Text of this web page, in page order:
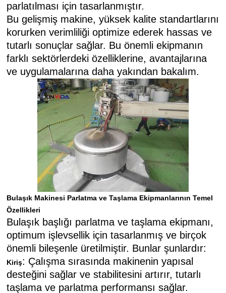
parlatılması için tasarlanmıştır.
Bu gelişmiş makine, yüksek kalite standartlarını
korurken verimliliği optimize ederek hassas ve
tutarlı sonuçlar sağlar. Bu önemli ekipmanın
farklı sektörlerdeki özelliklerine, avantajlarına
ve uygulamalarına daha yakından bakalım.
Bulaşık Makinesi Parlatma ve Taşlama Ekipmanlarının Temel
Özellikleri
Bulaşık başlığı parlatma ve taşlama ekipmanı,
optimum işlevsellik için tasarlanmış ve birçok
önemli bileşenle üretilmiştir. Bunlar şunlardır:
Kiriş: Çalışma sırasında makinenin yapısal
desteğini sağlar ve stabilitesini artırır, tutarlı
taşlama ve parlatma performansı sağlar.